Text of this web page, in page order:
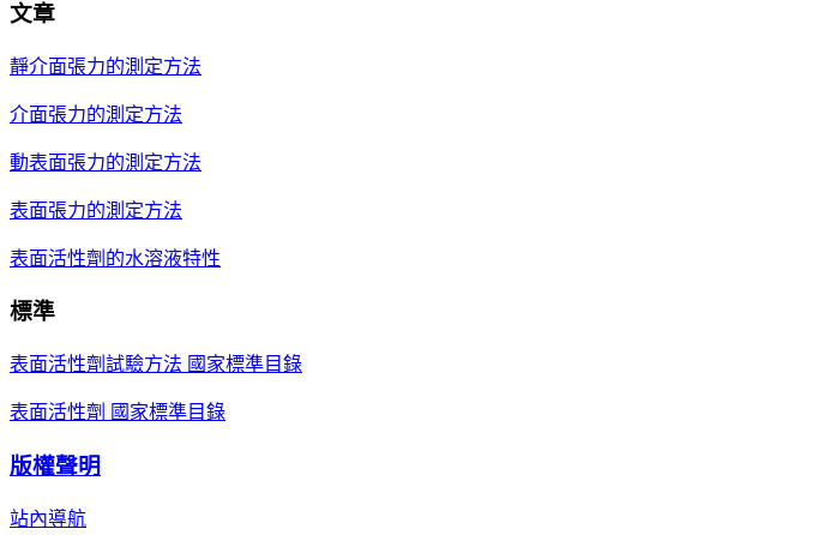
文章
靜介面張力的測定方法
介面張力的測定方法
動表面張力的測定方法
表面張力的測定方法
表面活性劑的水溶液特性
標準
表面活性劑試驗方法 國家標準目錄
表面活性劑 國家標準目錄
版權聲明
站內導航